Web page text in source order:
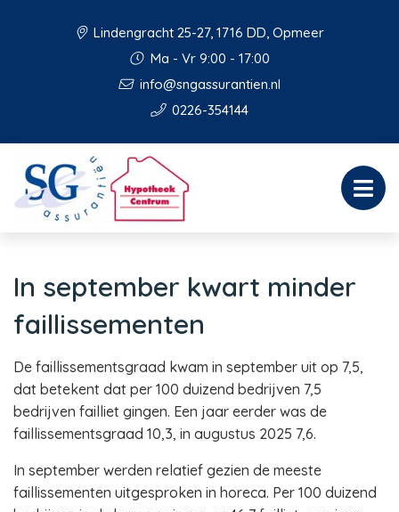
Lindengracht 25-27, 1716 DD, Opmeer
Ma - Vr 9:00 - 17:00
info@sngassurantien.nl
0226-354144
In september kwart minder
faillissementen
De faillissementsgraad kwam in september uit op 7,5,
dat betekent dat per 100 duizend bedrijven 7,5
bedrijven failliet gingen. Een jaar eerder was de
faillissementsgraad 10,3, in augustus 2025 7,6.
In september werden relatief gezien de meeste
faillissementen uitgesproken in horeca. Per 100 duizend